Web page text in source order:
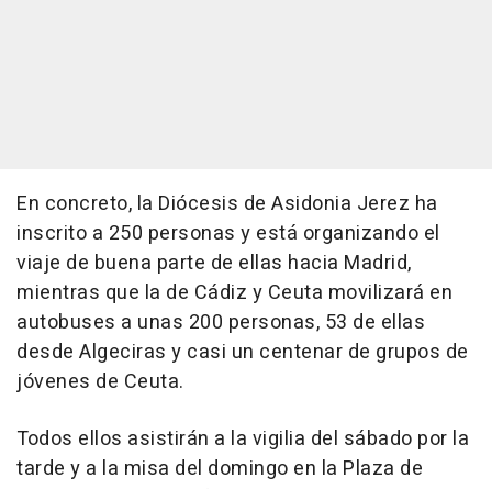
En concreto, la Diócesis de Asidonia Jerez ha
inscrito a 250 personas y está organizando el
viaje de buena parte de ellas hacia Madrid,
mientras que la de Cádiz y Ceuta movilizará en
autobuses a unas 200 personas, 53 de ellas
desde Algeciras y casi un centenar de grupos de
jóvenes de Ceuta.
Todos ellos asistirán a la vigilia del sábado por la
tarde y a la misa del domingo en la Plaza de